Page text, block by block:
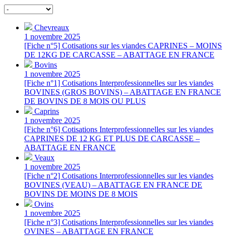
Chevreaux
1 novembre 2025
[Fiche n°5] Cotisations sur les viandes CAPRINES – MOINS
DE 12KG DE CARCASSE – ABATTAGE EN FRANCE
Bovins
1 novembre 2025
[Fiche n°1] Cotisations Interprofessionnelles sur les viandes
BOVINES (GROS BOVINS) – ABATTAGE EN FRANCE
DE BOVINS DE 8 MOIS OU PLUS
Caprins
1 novembre 2025
[Fiche n°6] Cotisations Interprofessionnelles sur les viandes
CAPRINES DE 12 KG ET PLUS DE CARCASSE –
ABATTAGE EN FRANCE
Veaux
1 novembre 2025
[Fiche n°2] Cotisations Interprofessionnelles sur les viandes
BOVINES (VEAU) – ABATTAGE EN FRANCE DE
BOVINS DE MOINS DE 8 MOIS
Ovins
1 novembre 2025
[Fiche n°3] Cotisations Interprofessionnelles sur les viandes
OVINES – ABATTAGE EN FRANCE